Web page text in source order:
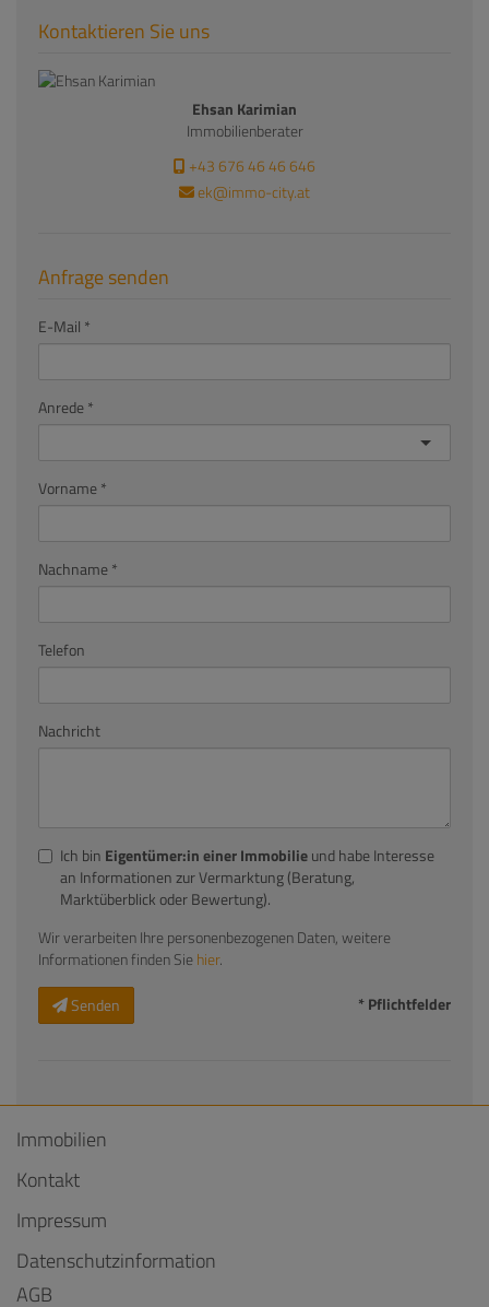
Kontaktieren Sie uns
Ehsan Karimian
Immobilienberater
+43 676 46 46 646
ek@immo-city.at
Anfrage senden
E-Mail
Anrede
Vorname
Nachname
Telefon
Nachricht
Ich bin Eigentümer:in einer Immobilieund habe Interesse
an Informationen zur Vermarktung (Beratung,
Marktüberblick oder Bewertung).
Wir verarbeiten Ihre personenbezogenen Daten, weitere
Informationen finden Siehier.
Senden
* Pflichtfelder
Immobilien
Kontakt
Impressum
Datenschutzinformation
AGB